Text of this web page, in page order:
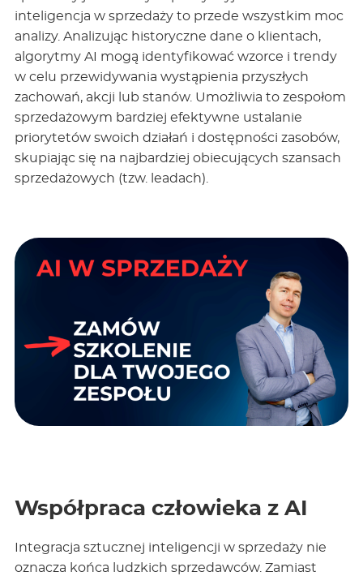
inteligencja w sprzedaży to przede wszystkim moc
analizy. Analizując historyczne dane o klientach,
algorytmy AI mogą identyfikować wzorce i trendy
w celu przewidywania wystąpienia przyszłych
zachowań, akcji lub stanów. Umożliwia to zespołom
sprzedażowym bardziej efektywne ustalanie
priorytetów swoich działań i dostępności zasobów,
skupiając się na najbardziej obiecujących szansach
sprzedażowych (tzw. leadach).
Współpraca człowieka z AI
Integracja sztucznej inteligencji w sprzedaży nie
oznacza końca ludzkich sprzedawców. Zamiast